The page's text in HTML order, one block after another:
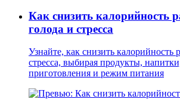
Как снизить калорийность
голода и стресса
Узнайте, как снизить калорийность
стресса, выбирая продукты,
приготовления и режим питания